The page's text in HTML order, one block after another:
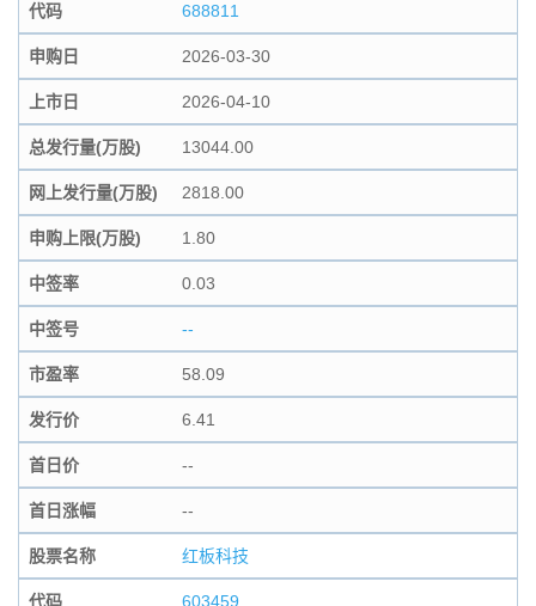
代码 688811
申购日 2026-03-30
上市日 2026-04-10
总发行量(万股) 13044.00
网上发行量(万股) 2818.00
申购上限(万股) 1.80
中签率 0.03
中签号 --
市盈率 58.09
发行价 6.41
首日价 --
首日涨幅 --
股票名称 红板科技
代码 603459